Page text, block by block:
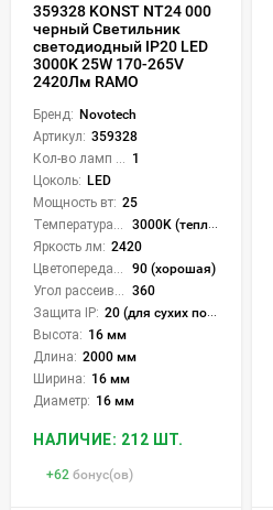
359328 KONST NT24 000
черный Светильник
светодиодный IP20 LED
3000K 25W 170-265V
2420Лм RAMO
Бренд: Novotech
Артикул: 359328
1
Цоколь: LED
Мощность вт: 25
3000K (теплый)
Яркость лм: 2420
90 (хорошая)
360
Защита IP: 20 (для сухих пом.)
Высота: 16 мм
Длина: 2000 мм
Ширина: 16 мм
Диаметр: 16 мм
НАЛИЧИЕ: 212 ШТ.
+62 бонус(ов)